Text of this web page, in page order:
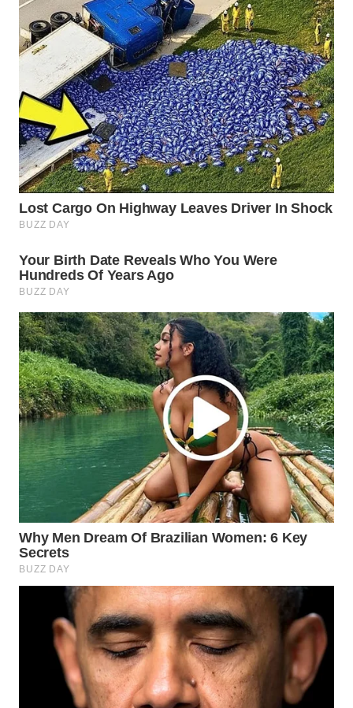
PAKPAK
KARAWANG
WN
BEKASI
WN
BOGOR
WN
WN
UTARA
WN
SAMOSIR
WN
PADANG
LAWAS
SUMEDANG
WN
CIANJUR
KEPULAUAN
SERIBU
WN
TANGERANG